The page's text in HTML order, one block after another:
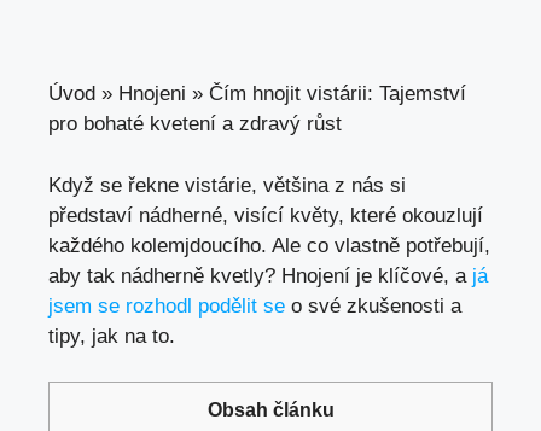
Úvod » Hnojeni » Čím hnojit vistárii: Tajemství
pro bohaté kvetení a zdravý růst
Když se řekne vistárie, většina z nás si
představí nádherné, visící květy, které okouzlují
každého kolemjdoucího. Ale co vlastně potřebují,
aby tak nádherně kvetly? Hnojení je klíčové, a já
jsem se rozhodl podělit se o své zkušenosti a
tipy, jak na to.
Obsah článku